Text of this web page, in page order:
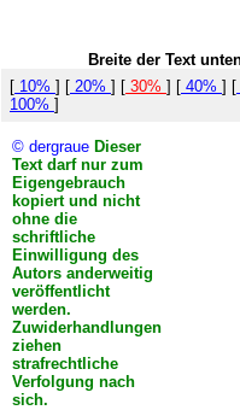
Breite der Text
[ 10% ] [ 20% ] [ 30% ] [ 40% ] [
100% ]
© dergraue Dieser
Text darf nur zum
Eigengebrauch
kopiert und nicht
ohne die
schriftliche
Einwilligung des
Autors anderweitig
veröffentlicht
werden.
Zuwiderhandlungen
ziehen
strafrechtliche
Verfolgung nach
sich.